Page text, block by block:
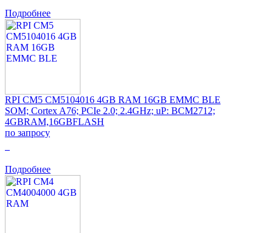
Подробнее
RPI CM5 CM5104016 4GB RAM 16GB EMMC BLE
SOM; Cortex A76; PCIe 2.0; 2.4GHz; uP: BCM2712;
4GBRAM,16GBFLASH
по запросу
Подробнее